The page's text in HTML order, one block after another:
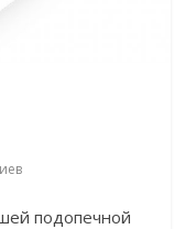
подопечной